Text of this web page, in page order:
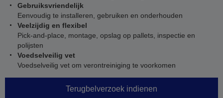
Gebruiksvriendelijk
Eenvoudig te installeren, gebruiken en onderhouden
Veelzijdig en flexibel
Pick-and-place, montage, opslag op pallets, inspectie en
polijsten
Voedselveilig vet
Voedselveilig vet om verontreiniging te voorkomen
Terugbelverzoek indienen